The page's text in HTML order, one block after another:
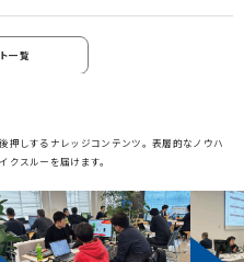
一覧
押しするナレッジコンテンツ。表層的なノウハ
クスルーを届けます。